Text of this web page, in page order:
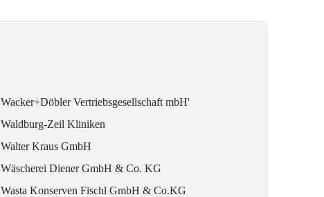
Wacker+Döbler Vertriebsgesellschaft mbH'
Waldburg-Zeil Kliniken
Walter Kraus GmbH
Wäscherei Diener GmbH & Co. KG
Wasta Konserven Fischl GmbH & Co.KG